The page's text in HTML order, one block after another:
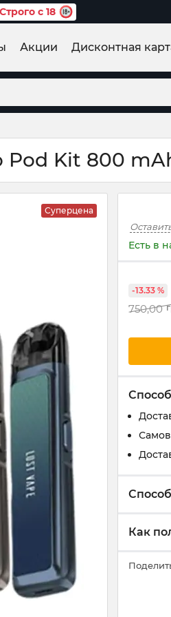
Строго с 18
Акции Дисконтная
Pod Kit 800
Суперцена
Есть в
750,00
-13.33 %
Как